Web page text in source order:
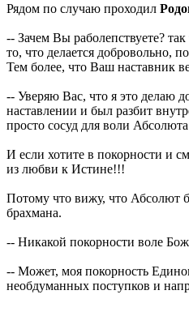
Рядом по случаю проходил
-- Зачем Вы раболепствуете?
то, что делается добровольно,
Тем более, что Ваш наставник
-- Уверяю Вас, что я это делаю
наставлении и был разбит
просто сосуд для воли
И если хотите в покорности и
из любви к Истине!!!
Потому что вижу, что Абсолют
брахмана.
-- Никакой покорности воле
-- Может, моя покорность
необдуманных поступков и